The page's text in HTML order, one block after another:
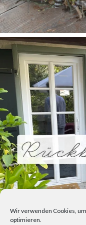
Wir verwenden Cookies,
optimieren.